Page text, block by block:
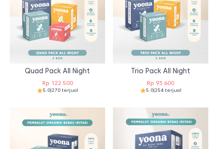
Quad Pack All Night
Rp122.500
5.0|270 terjual
Trio Pack All Night
Rp 93.600
5.0|254 terjual